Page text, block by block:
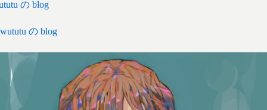
wututu の blog